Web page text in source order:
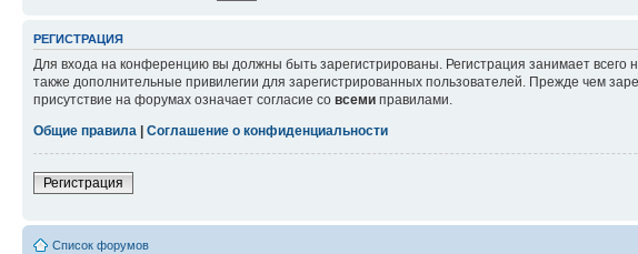
РЕГИСТРАЦИЯ
Для входа на конференцию вы должны быть зарегистрированы. Регистрация занимает
также дополнительные привилегии для зарегистрированных пользователей. Прежде чем
присутствие на форумах означает согласие со всеми правилами.
Общие правила
Соглашение о конфиденциальности
Регистрация
Список форумов